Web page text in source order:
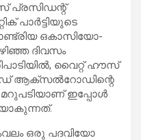
പ്രസിഡന്റ്
പാർട്ടിയുടെ
ഒകാസിയോ-
ദിവസം
വൈറ്റ് ഹൗസ്
ആക്സൽറോഡിന്റെ
ഇപ്പോൾ
ഒരു പദവിയോ